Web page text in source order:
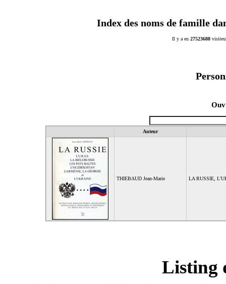
Index des noms de famille
Il y a eu 27523688
Auteur
THIEBAUD Jean-Marie LA RUSSIE,
Listing